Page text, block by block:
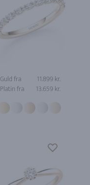
Guld fra
11.899 kr.
Platin fra
13.659 kr.